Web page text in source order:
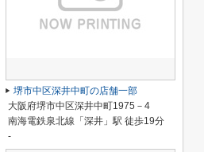
堺市中区深井中町の店舗一部
大阪府堺市中区深井中町1975－4
南海電鉄泉北線「深井」駅 徒歩19分
-